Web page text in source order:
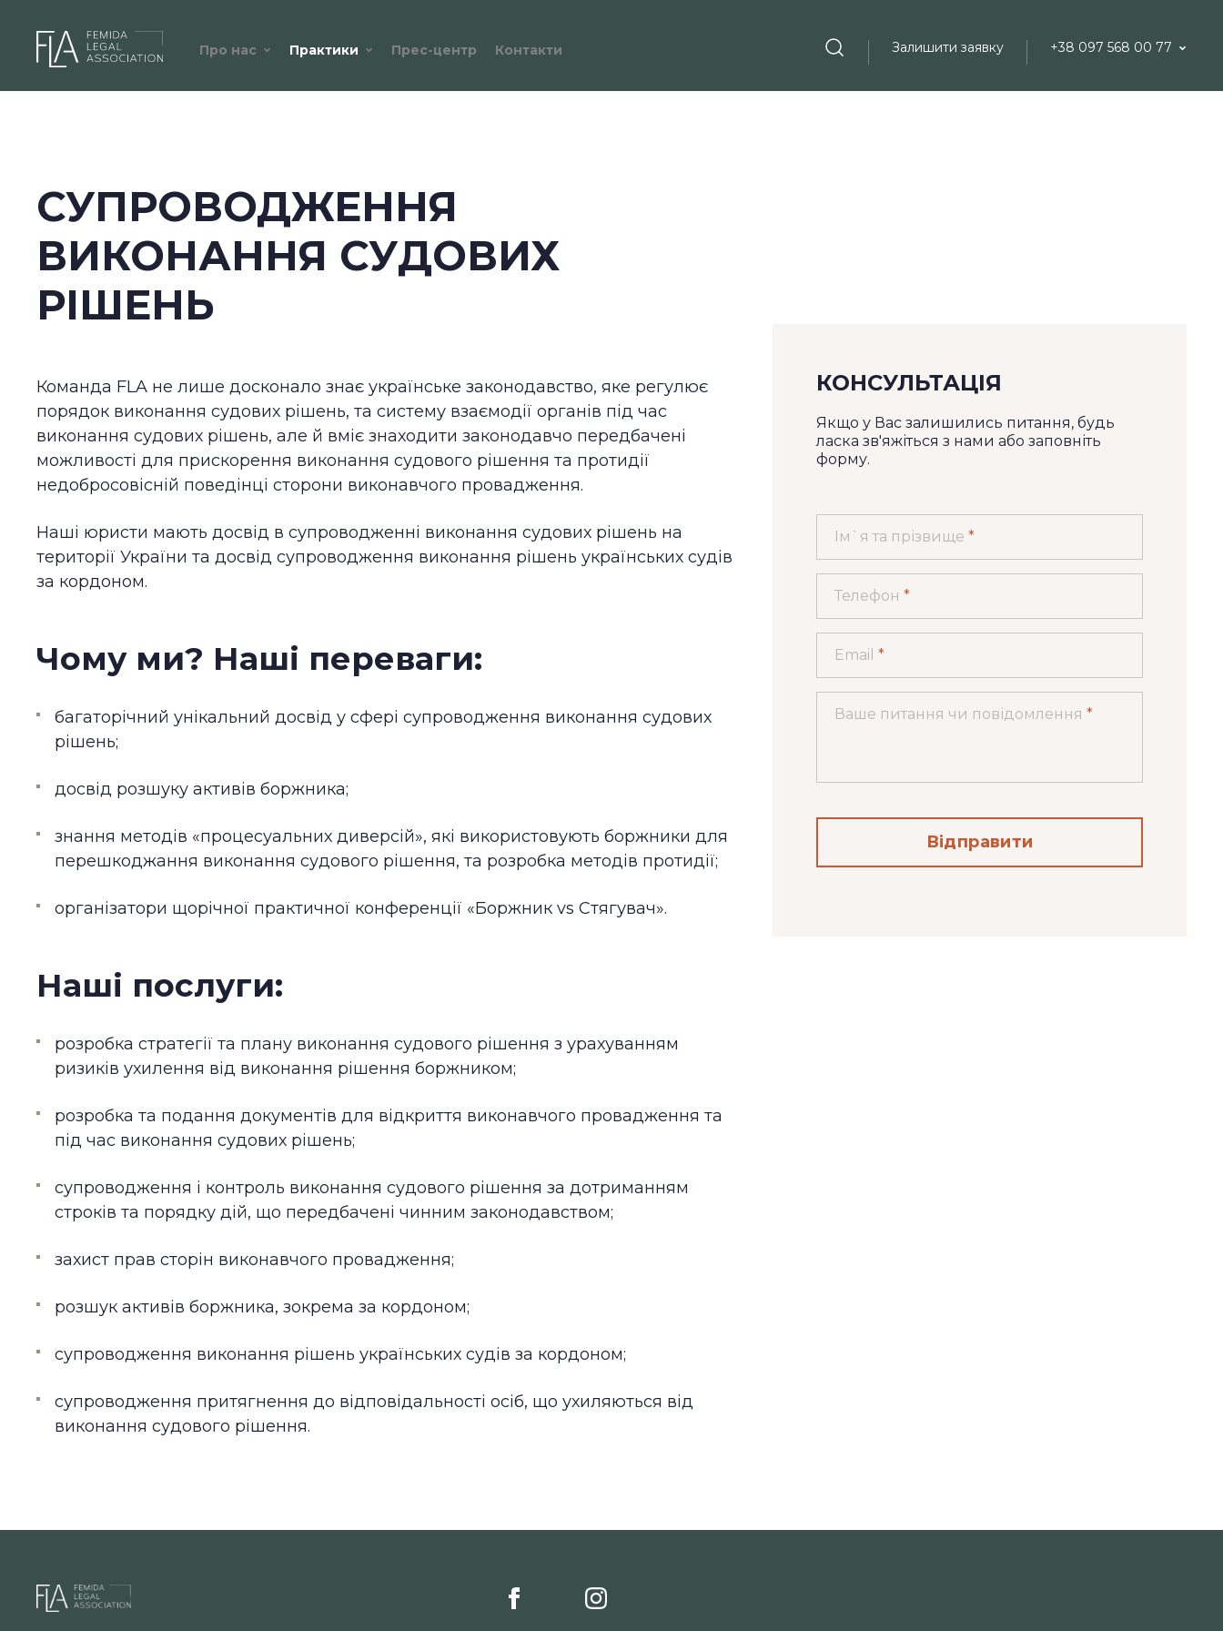
Про нас Практики Прес-центр Контакти Пошук Залишити заявку +38 097 568 00 77
СУПРОВОДЖЕННЯ
ВИКОНАННЯ СУДОВИХ
РІШЕНЬ
Команда FLA не лише досконало знає українське законодавство, яке регулює
порядок виконання судових рішень, та систему взаємодії органів під час
виконання судових рішень, але й вміє знаходити законодавчо передбачені
можливості для прискорення виконання судового рішення та протидії
недобросовісній поведінці сторони виконавчого провадження.
Наші юристи мають досвід в супроводженні виконання судових рішень на
території України та досвід супроводження виконання рішень українських судів
за кордоном.
Чому ми? Наші переваги:
багаторічний унікальний досвід у сфері супроводження виконання судових
рішень;
досвід розшуку активів боржника;
знання методів «процесуальних диверсій», які використовують боржники для
перешкоджання виконання судового рішення, та розробка методів протидії;
організатори щорічної практичної конференції «Боржник vs Стягувач».
Наші послуги:
розробка стратегії та плану виконання судового рішення з урахуванням
ризиків ухилення від виконання рішення боржником;
розробка та подання документів для відкриття виконавчого провадження та
під час виконання судових рішень;
супроводження і контроль виконання судового рішення за дотриманням
строків та порядку дій, що передбачені чинним законодавством;
захист прав сторін виконавчого провадження;
розшук активів боржника, зокрема за кордоном;
супроводження виконання рішень українських судів за кордоном;
супроводження притягнення до відповідальності осіб, що ухиляються від
виконання судового рішення.
КОНСУЛЬТАЦІЯ
Якщо у Вас залишились питання, будь
ласка зв'яжіться з нами або заповніть
форму.
Ім`я та прізвище *
Телефон *
Email *
Ваше питання чи повідомлення *
Відправити